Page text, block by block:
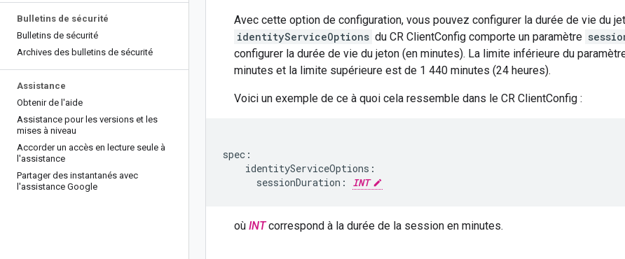
Bulletins de sécurité
Bulletins de sécurité
Archives des bulletins de sécurité
Assistance
Obtenir de l'aide
Assistance pour les versions et les
mises à niveau
Accorder un accès en lecture seule à
l'assistance
Partager des instantanés avec
l'assistance Google
Avec cette option de configuration, vous pouvez configurer la durée de vie du
identityServiceOptions du CR ClientConfig comporte un paramètre
configurer la durée de vie du jeton (en minutes). La limite inférieure du
minutes et la limite supérieure est de 1 440 minutes (24 heures).
Voici un exemple de ce à quoi cela ressemble dans le CR ClientConfig :
spec:
    identityServiceOptions:
      sessionDuration:
INT
où INTcorrespond à la durée de la session en minutes.